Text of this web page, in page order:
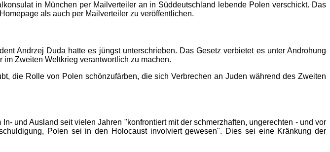
in München per Mailverteiler an in Süddeutschland lebende Polen verschickt. Das
als auch per Mailverteiler zu veröffentlichen.
Andrzej Duda hatte es jüngst unterschrieben. Das Gesetz verbietet es unter Androhung
Zweiten Weltkrieg verantwortlich zu machen.
die Rolle von Polen schönzufärben, die sich Verbrechen an Juden während des Zweiten
und Ausland seit vielen Jahren "konfrontiert mit der schmerzhaften, ungerechten - und vor
Polen sei in den Holocaust involviert gewesen". Dies sei eine Kränkung der